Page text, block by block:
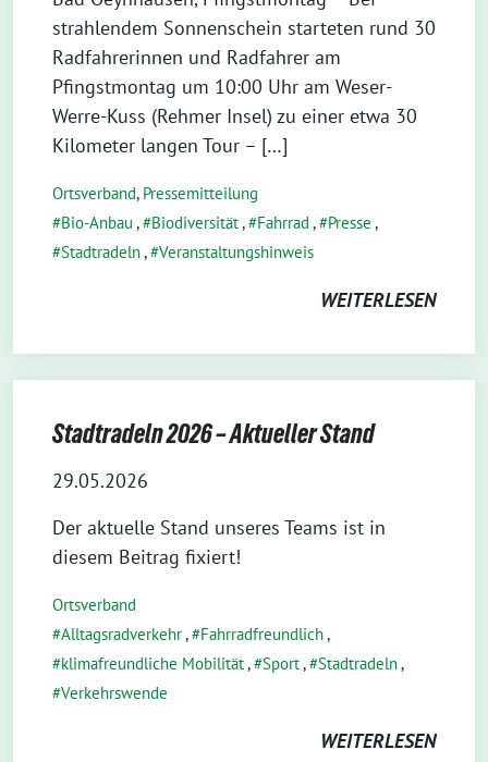
strahlendem Sonnenschein starteten rund 30
Radfahrerinnen und Radfahrer am
Pfingstmontag um 10:00 Uhr am Weser-
Werre-Kuss (Rehmer Insel) zu einer etwa 30
Kilometer langen Tour – […]
Ortsverband, Pressemitteilung
Bio-Anbau , Biodiversität, Fahrrad , Presse ,
Stadtradeln, Veranstaltungshinweis
WEITERLESEN
Stadtradeln 2026 – Aktueller Stand
29.05.2026
Der aktuelle Stand unseres Teams ist in
diesem Beitrag fixiert!
Ortsverband
Alltagsradverkehr, Fahrradfreundlich,
klimafreundliche Mobilität, Sport, Stadtradeln,
Verkehrswende
WEITERLESEN